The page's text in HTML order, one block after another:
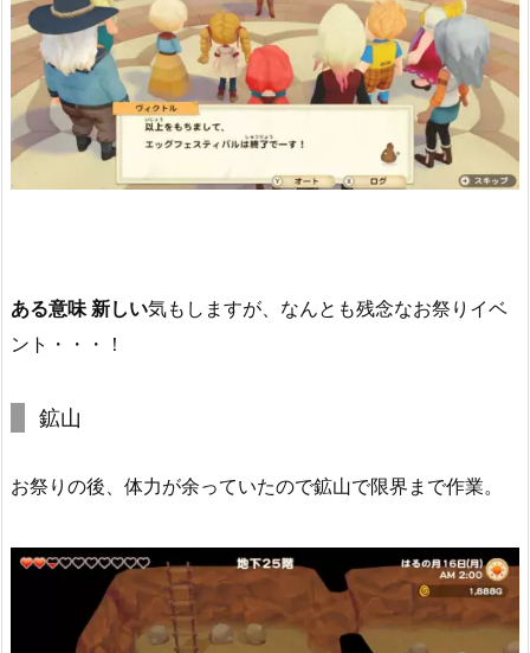
ある意味 新しい気もしますが、なんとも残念なお祭りイベ
ント・・・！
鉱山
お祭りの後、体力が余っていたので鉱山で限界まで作業。